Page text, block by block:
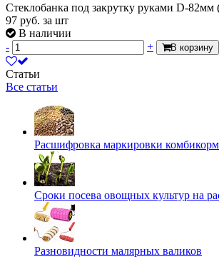
Стеклобанка под закрутку руками D-82мм
97 руб. за шт
В наличии
-
+ В корзину
Статьи
Все статьи
Расшифровка маркировки
Сроки посева овощных культур на
Разновидности малярных валиков